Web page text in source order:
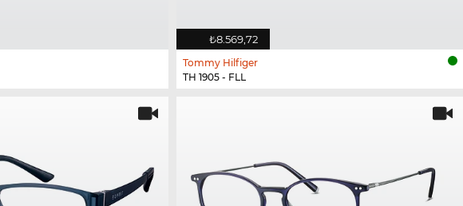
₺8.569,72
Tommy Hilfiger
TH 1905 - FLL